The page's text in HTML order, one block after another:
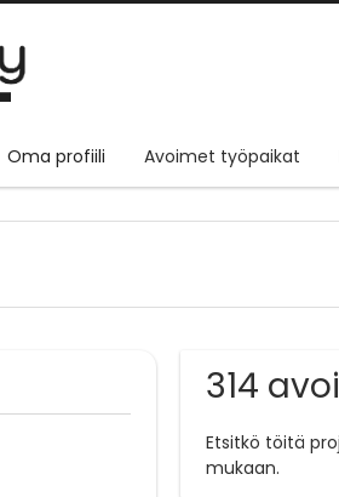
Oma profiili Avoimet työpaikat
314
Etsitkö töitä
mukaan.